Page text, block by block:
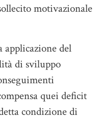
motivazionale
applicazione del
di sviluppo
quei deficit
condizione di